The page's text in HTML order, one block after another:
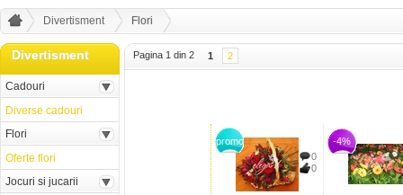
Divertisment Flori
Pagina 1 din 2 1 2
promo
0
0
-4%
Divertisment
Cadouri
Diverse cadouri
Flori
Oferte flori
Jocuri si jucarii